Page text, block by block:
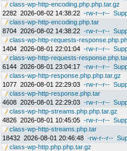
class-wp-http-encoding.php.php.tar.gz
2282 2026-08-02 14:38:22 -rw-r--r--
class-wp-http-encoding.php.tar
8704 2026-08-02 14:38:22 -rw-r--r--
class-wp-http-requests-
1404 2026-08-01 22:01:04 -rw-r--r--
class-wp-http-requests-
6144 2026-08-01 23:04:17 -rw-r--r--
class-wp-http-response.php.php.tar.gz
1077 2026-08-01 22:29:03 -rw-r--r--
class-wp-http-response.php.tar
4608 2026-08-01 22:29:03 -rw-r--r--
class-wp-http-streams.php.php.tar.gz
4826 2026-08-01 10:45:05 -rw-r--r--
class-wp-http-streams.php.tar
18432 2026-08-01 20:46:48 -rw-r--r--
class-wp-http.php.php.tar.gz